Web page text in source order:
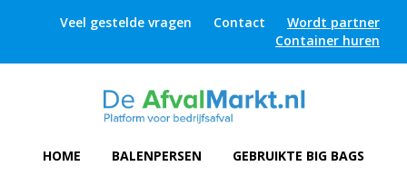
Veel gestelde vragen Contact
Wordt partner
Container huren
HOME BALENPERSEN GEBRUIKTE BIG BAGS